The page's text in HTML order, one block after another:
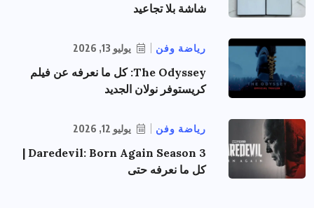
شاشة بلا تجاعيد
رياضة وفن يوليو 13, 2026
The Odyssey: كل ما نعرفه عن فيلم
كريستوفر نولان الجديد
رياضة وفن يوليو 12, 2026
Daredevil: Born Again Season 3 |
كل ما نعرفه حتى